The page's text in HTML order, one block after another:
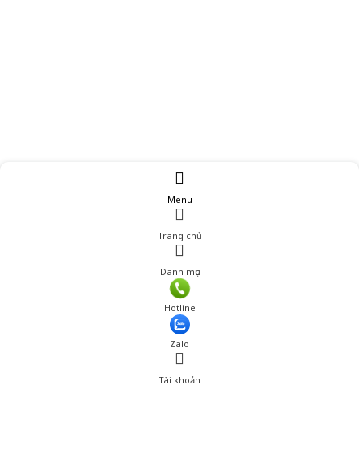
Menu
Trang chủ
Danh mục
Hotline
Zalo
Tài khoản